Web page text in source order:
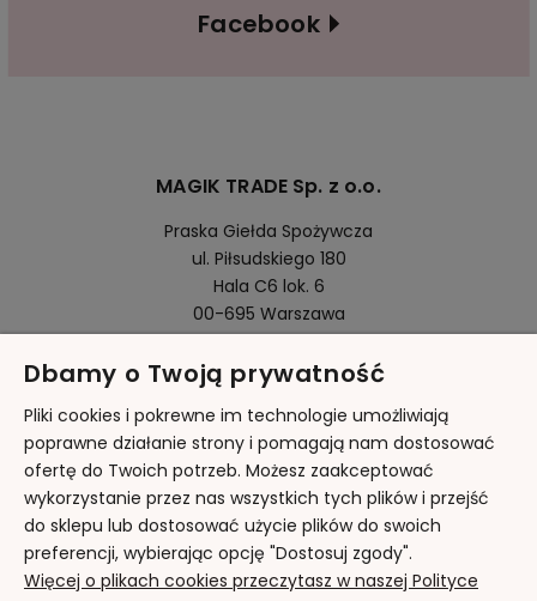
Facebook
MAGIK TRADE Sp. z o.o.
Praska Giełda Spożywcza
ul. Piłsudskiego 180
Hala C6 lok. 6
00-695 Warszawa
Pomoc
Moje konto
Płatności i dostawa
Informacje
Dbamy o Twoją prywatność
Pliki cookies i pokrewne im technologie umożliwiają
poprawne działanie strony i pomagają nam dostosować
ofertę do Twoich potrzeb. Możesz zaakceptować
wykorzystanie przez nas wszystkich tych plików i przejść
do sklepu lub dostosować użycie plików do swoich
preferencji, wybierając opcję "Dostosuj zgody".
Więcej o plikach cookies przeczytasz w naszej Polityce